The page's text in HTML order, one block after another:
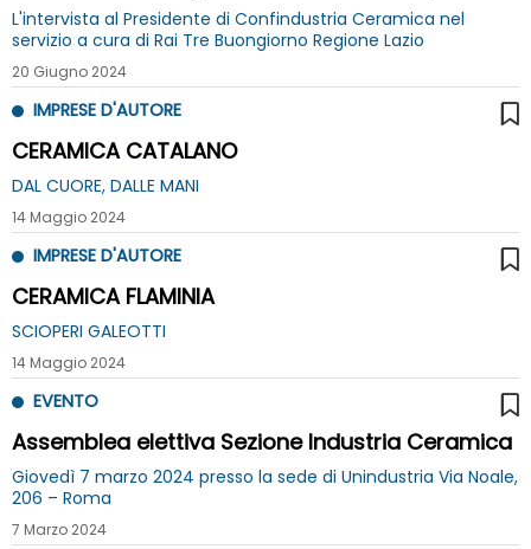
L'intervista al Presidente di Confindustria Ceramica nel
servizio a cura di Rai Tre Buongiorno Regione Lazio
20 Giugno 2024
IMPRESE D'AUTORE
CERAMICA CATALANO
DAL CUORE, DALLE MANI
14 Maggio 2024
IMPRESE D'AUTORE
CERAMICA FLAMINIA
SCIOPERI GALEOTTI
14 Maggio 2024
EVENTO
Assemblea elettiva Sezione Industria Ceramica
Giovedì 7 marzo 2024 presso la sede di Unindustria Via Noale,
206 – Roma
7 Marzo 2024